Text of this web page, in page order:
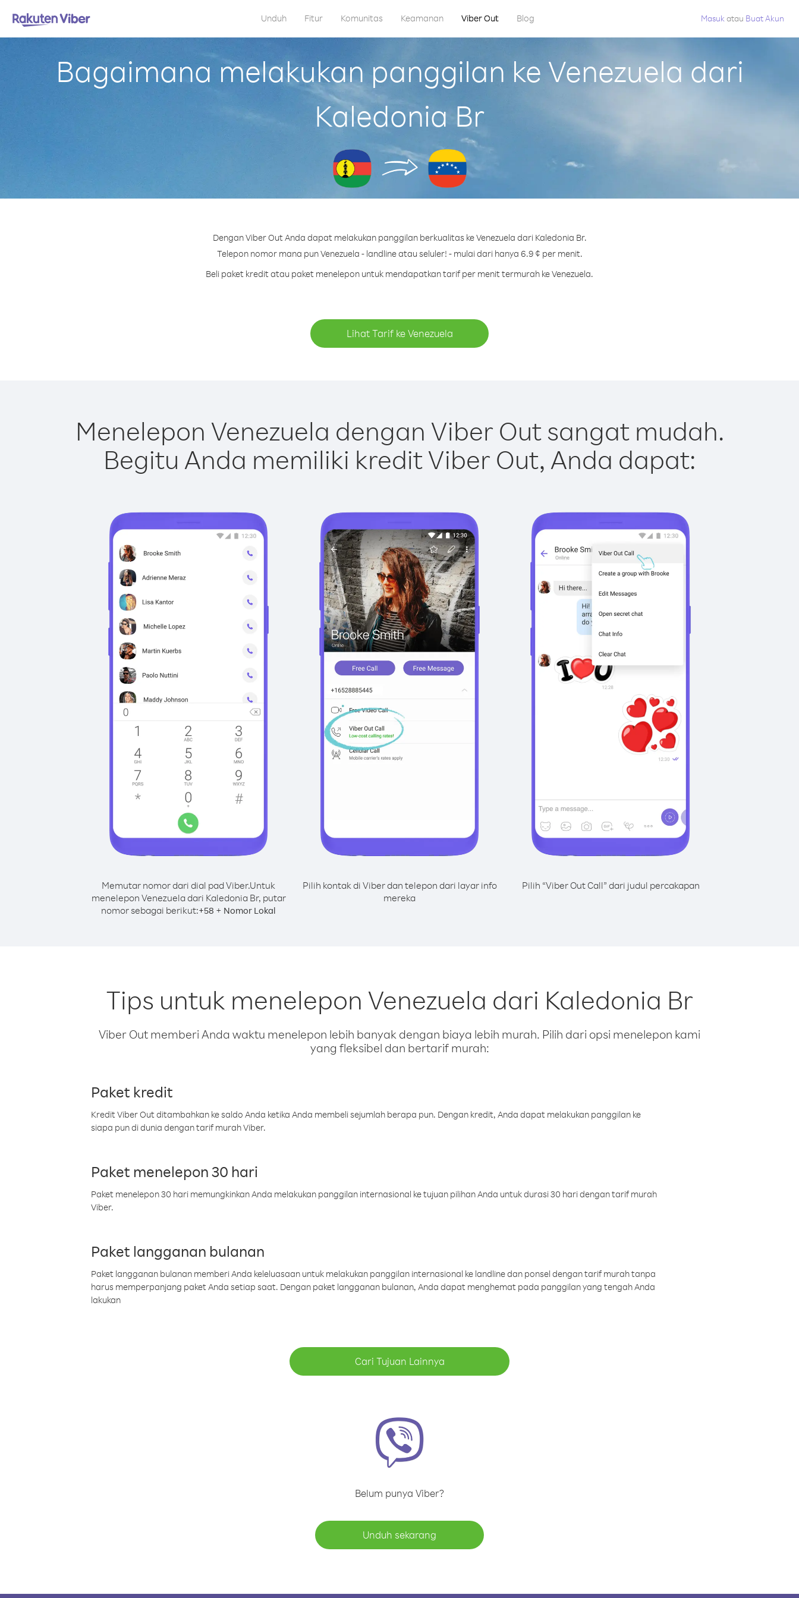
Unduh Fitur Komunitas Keamanan Viber Out Blog Masuk atau Buat Akun
Bagaimana melakukan panggilan ke Venezuela dari
Kaledonia Br
Dengan Viber Out Anda dapat melakukan panggilan berkualitas ke Venezuela dari Kaledonia Br.
Telepon nomor mana pun Venezuela - landline atau seluler! - mulai dari hanya 6.9 ¢ per menit.
Beli paket kredit atau paket menelepon untuk mendapatkan tarif per menit termurah ke Venezuela.
Lihat Tarif ke Venezuela
Menelepon Venezuela dengan Viber Out sangat mudah.
Begitu Anda memiliki kredit Viber Out, Anda dapat:
Memutar nomor dari dial pad Viber.Untuk
menelepon Venezuela dari Kaledonia Br, putar
nomor sebagai berikut:+58 + Nomor Lokal
Pilih kontak di Viber dan telepon dari layar info
mereka
Pilih “Viber Out Call” dari judul percakapan
Tips untuk menelepon Venezuela dari Kaledonia Br
Viber Out memberi Anda waktu menelepon lebih banyak dengan biaya lebih murah. Pilih dari opsi menelepon kami
yang fleksibel dan bertarif murah:
Paket kredit
Kredit Viber Out ditambahkan ke saldo Anda ketika Anda membeli sejumlah berapa pun. Dengan kredit, Anda dapat melakukan panggilan ke
siapa pun di dunia dengan tarif murah Viber.
Paket menelepon 30 hari
Paket menelepon 30 hari memungkinkan Anda melakukan panggilan internasional ke tujuan pilihan Anda untuk durasi 30 hari dengan tarif murah
Viber.
Paket langganan bulanan
Paket langganan bulanan memberi Anda keleluasaan untuk melakukan panggilan internasional ke landline dan ponsel dengan tarif murah tanpa
harus memperpanjang paket Anda setiap saat. Dengan paket langganan bulanan, Anda dapat menghemat pada panggilan yang tengah Anda
lakukan
Cari Tujuan Lainnya
Belum punya Viber?
Unduh sekarang